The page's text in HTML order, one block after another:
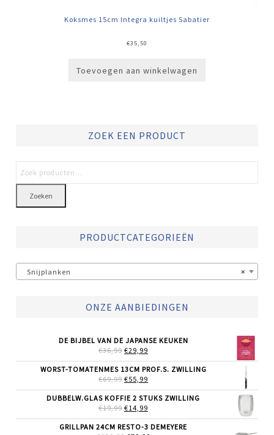
Koksmes 15cm Integra kuiltjes Sabatier
€35,50
Toevoegen aan winkelwagen
ZOEK EEN PRODUCT
Zoeken
PRODUCTCATEGORIEËN
×
Snijplanken
ONZE AANBIEDINGEN
DE BIJBEL VAN DE JAPANSE KEUKEN
€36,99 OORSPRONKELIJKE
WAS:
€36,99.
€29,99
IS:
WORST-TOMATENMES 13CM PROF.S. ZWILLING
€69,99 OORSPRONKELIJKE
WAS:
€69,99.
€55,99
IS:
DUBBELW.GLAS KOFFIE 2 STUKS ZWILLING
€19,99 OORSPRONKELIJKE
WAS:
€14,99
IS:
GRILLPAN 24CM RESTO-3 DEMEYERE